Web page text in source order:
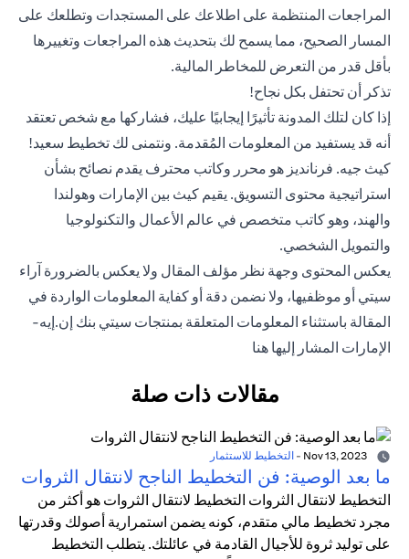
المراجعات المنتظمة على اطلاعك على المستجدات وتطلعك على
المسار الصحيح، مما يسمح لك بتحديث هذه المراجعات وتغييرها
بأقل قدر من التعرض للمخاطر المالية.
تذكر أن تحتفل بكل نجاح!
إذا كان لتلك المدونة تأثيرًا إيجابيًا عليك، فشاركها مع شخص تعتقد
أنه قد يستفيد من المعلومات المُقدمة. ونتمنى لك تخطيط سعيد!
كيث جيه. فرنانديز هو محرر وكاتب محترف يقدم نصائح بشأن
استراتيجية محتوى التسويق. يقيم كيث بين الإمارات وهولندا
والهند، وهو كاتب متخصص في عالم الأعمال والتكنولوجيا
والتمويل الشخصي.
يعكس المحتوى وجهة نظر مؤلف المقال ولا يعكس بالضرورة آراء
سيتي أو موظفيها، ولا نضمن دقة أو كفاية المعلومات الواردة في
المقالة باستثناء المعلومات المتعلقة بمنتجات سيتي بنك إن.إيه-
الإمارات المشار إليها هنا
مقالات ذات صلة
- التخطيط للاستثمار
ما بعد الوصية: فن التخطيط الناجح لانتقال الثروات
التخطيط لانتقال الثروات التخطيط لانتقال الثروات هو أكثر من
مجرد تخطيط مالي متقدم، كونه يضمن استمرارية أصولك وقدرتها
على توليد ثروة للأجيال القادمة في عائلتك. يتطلب التخطيط